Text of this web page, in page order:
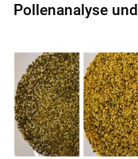
Pollenanalyse